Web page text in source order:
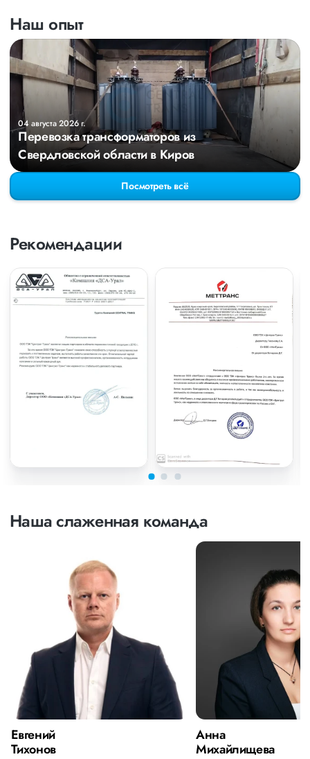
Наш опыт
04 августа 2026 г.
Перевозка трансформаторов из
Свердловской области в Киров
Посмотреть всё
Рекомендации
Наша слаженная команда
Евгений
Тихонов
Анна
Михайлищева